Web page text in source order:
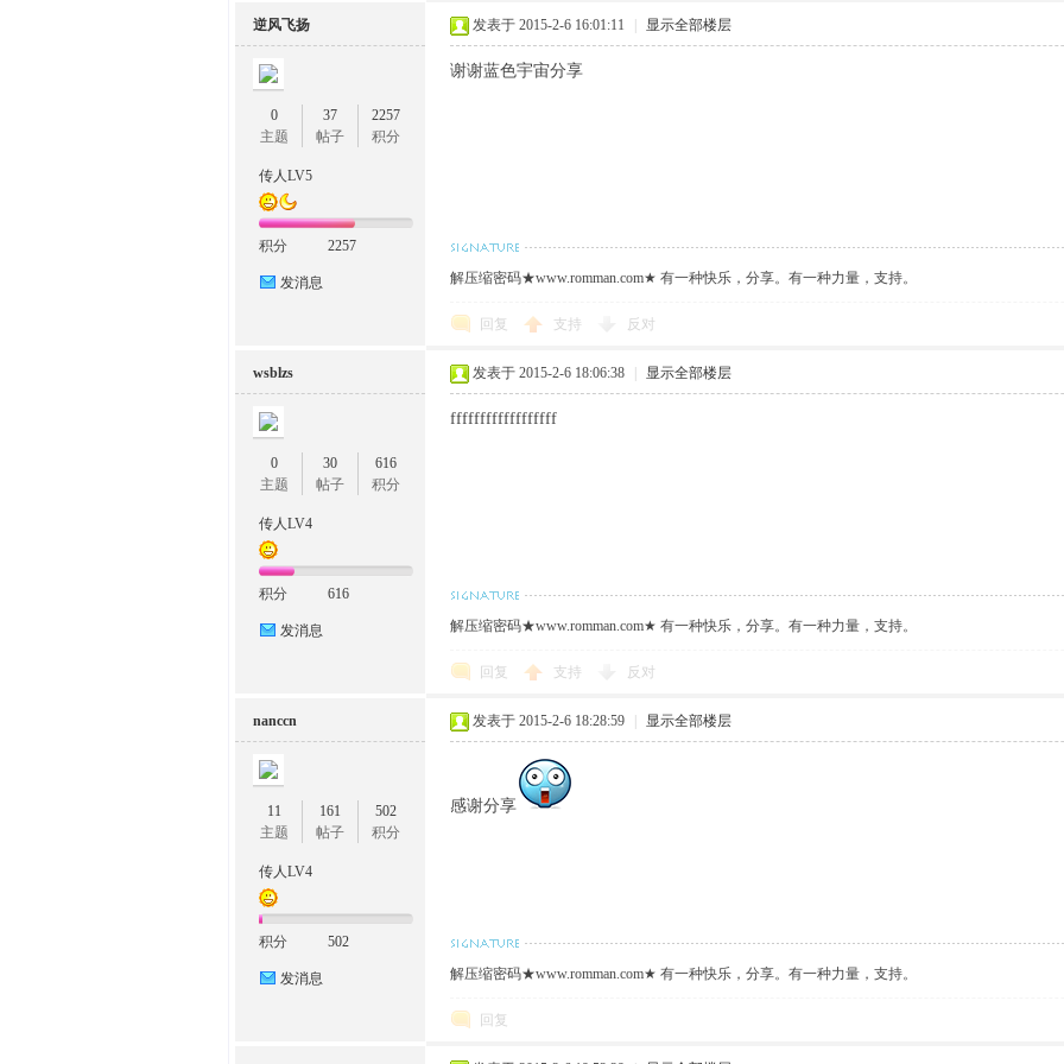
逆风飞扬
0
主题
37
帖子
2257
积分
传人LV5
积分 2257
发消息
发表于 2015-2-6 16:01:11 显示全部楼层
谢谢蓝色宇宙分享
解压缩密码★www.romman.com★ 有一种快乐，分享。有一种力量，支持。
回复 支持 反对
wsblzs
0
主题
30
帖子
616
积分
传人LV4
积分 616
发消息
发表于 2015-2-6 18:06:38 显示全部楼层
ffffffffffffffffff
解压缩密码★www.romman.com★ 有一种快乐，分享。有一种力量，支持。
回复 支持 反对
nanccn
11
主题
161
帖子
502
积分
传人LV4
积分 502
发消息
发表于 2015-2-6 18:28:59 显示全部楼层
感谢分享
解压缩密码★www.romman.com★ 有一种快乐，分享。有一种力量，支持。
回复